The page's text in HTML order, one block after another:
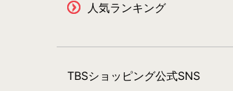
人気ランキング
TBSショッピング公式SNS